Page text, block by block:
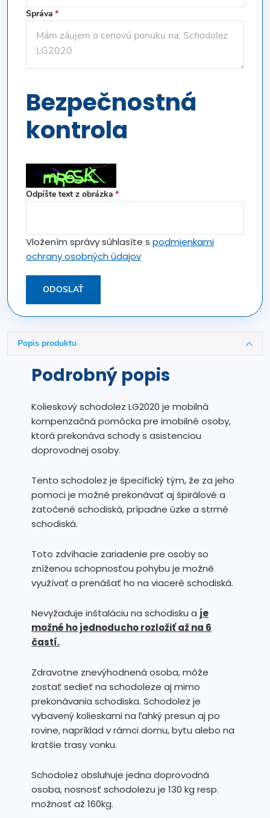
Správa
Bezpečnostná
kontrola
Odpíšte text z obrázka
Vložením správy súhlasíte s podmienkami
ochrany osobných údajov
ODOSLAŤ
Popis produktu
Podrobný popis
Kolieskový schodolez LG2020 je mobilná
kompenzačná pomôcka pre imobilné osoby,
ktorá prekonáva schody s asistenciou
doprovodnej osoby.
Tento schodolez je špecifický tým, že za jeho
pomoci je možné prekonávať aj špirálové a
zatočené schodiská, prípadne úzke a strmé
schodiská.
Toto zdvíhacie zariadenie pre osoby so
zníženou schopnosťou pohybu je možné
využívať a prenášať ho na viaceré schodiská.
Nevyžaduje inštaláciu na schodisku a je
možné ho jednoducho rozložiť až na 6
častí.
Zdravotne znevýhodnená osoba, môže
zostať sedieť na schodoleze aj mimo
prekonávania schodiska. Schodolez je
vybavený kolieskami na ľahký presun aj po
rovine, napríklad v rámci domu, bytu alebo na
kratšie trasy vonku.
Schodolez obsluhuje jedna doprovodná
osoba, nosnosť schodolezu je 130 kg resp.
možnosť až 160kg.